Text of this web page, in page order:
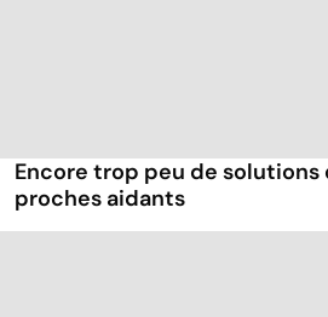
Encore trop peu de
proches aidants